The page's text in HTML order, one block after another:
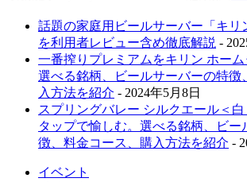
話題の家庭用ビールサーバー「キリ
を利用者レビュー含め徹底解説 -
一番搾りプレミアムをキリン ホーム
選べる銘柄、ビールサーバーの特徴
入方法を紹介 - 2024年5月8日
スプリングバレー シルクエール＜
タップで愉しむ。選べる銘柄、ビー
徴、料金コース、購入方法を紹介 -
イベント